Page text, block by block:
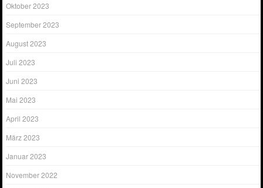
Oktober 2023
September 2023
August 2023
Juli 2023
Juni 2023
Mai 2023
April 2023
März 2023
Januar 2023
November 2022